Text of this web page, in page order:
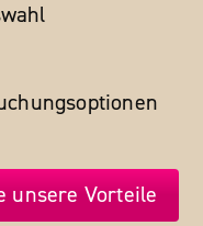
unsere Vorteile